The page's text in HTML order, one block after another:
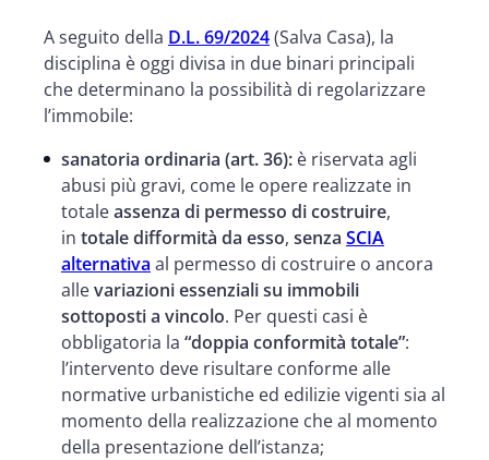
A seguito della D.L. 69/2024(Salva Casa), la
disciplina è oggi divisa in due binari principali
che determinano la possibilità di regolarizzare
l’immobile:
sanatoria ordinaria (art. 36): è riservata agli
abusi più gravi, come le opere realizzate in
totaleassenza di permesso di costruire,
in totale difformità da esso, senza SCIA
alternativa al permesso di costruire o ancora
allevariazioni essenziali su immobili
sottoposti a vincolo. Per questi casi è
obbligatoria la “doppia conformità totale”:
l’intervento deve risultare conforme alle
normative urbanistiche ed edilizie vigenti sia al
momento della realizzazione che al momento
della presentazione dell’istanza;